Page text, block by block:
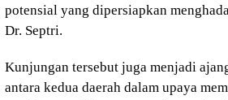
potensial yang dipersiapkan
Dr. Septri.
Kunjungan tersebut juga menjadi
antara kedua daerah dalam upaya